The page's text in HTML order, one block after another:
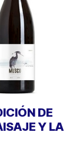
DE
Y LA